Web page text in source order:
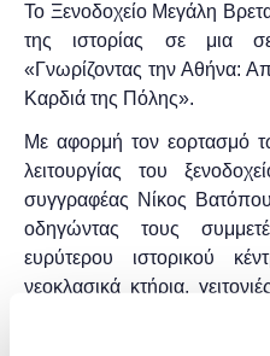
Το Ξενοδοχείο Μεγάλη
της ιστορίας σε μια
«Γνωρίζοντας την Αθήνα:
Καρδιά της Πόλης».
Με αφορμή τον εορτασμό
λειτουργίας του
συγγραφέας Νίκος
οδηγώντας τους
ευρύτερου ιστορικού
νεοκλασικά κτήρια,
ανοικοδόμησης,
δρομάκια, πλατείες